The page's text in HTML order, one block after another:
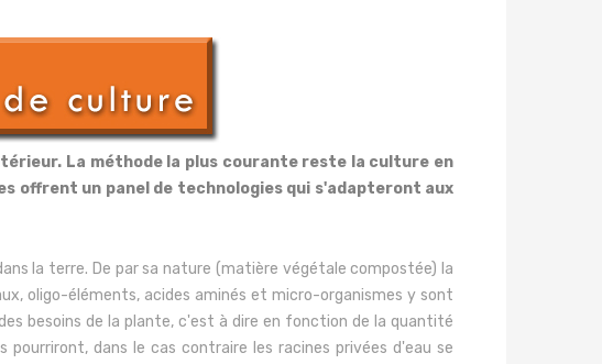
La méthode la plus courante reste la culture en
offrent un panel de technologies qui s'adapteront aux
la terre. De par sa nature (matière végétale compostée) la
oligo-éléments, acides aminés et micro-organismes y sont
besoins de la plante, c'est à dire en fonction de la quantité
dans le cas contraire les racines privées d'eau se